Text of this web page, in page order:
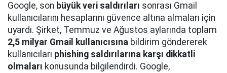
Google, son büyük veri saldırıları sonrası Gmail
kullanıcılarını hesaplarını güvence altına almaları için
uyardı. Şirket, Temmuz ve Ağustos aylarında toplam
2,5 milyar Gmail kullanıcısına bildirim göndererek
kullanıcıları phishing saldırılarına karşı dikkatli
olmaları konusunda bilgilendirdi. Google,